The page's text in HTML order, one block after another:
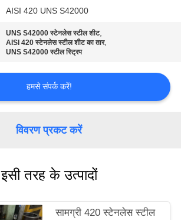
AISI 420 UNS S42000
UNS S42000 स्टेनलेस स्टील शीट,
AISI 420 स्टेनलेस स्टील शीट का तार,
UNS S42000 स्टील स्ट्रिप
हमसे संपर्क करें!
विवरण प्रकट करें
इसी तरह के उत्पादों
सामग्री 420 स्टेनलेस स्टील